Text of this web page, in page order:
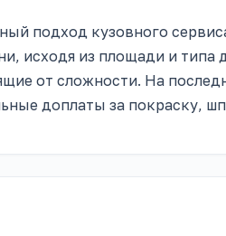
подход кузовного
исходя из площади и типа
от сложности. На
доплаты за покраску,